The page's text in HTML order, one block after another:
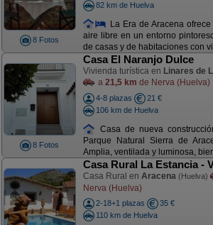
8 Fotos
82 km de Huelva
La Era de Aracena
aire libre en un entorno
de casas y de habitaciones con
8 Fotos
Casa El Naranjo Dulce
Vivienda turística en Linares de
a 21,5 km de Nerva (Huelva)
4-8 plazas
21 €
106 km de Huelva
Casa de nueva
Parque Natural Sierra de
Amplia, ventilada y luminosa,
Casa Rural La Estancia -
Casa Rural en Aracena (Huelva)
Nerva (Huelva)
2-18+1 plazas
35 €
110 km de Huelva